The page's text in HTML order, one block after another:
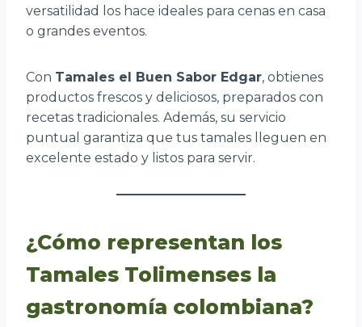
versatilidad los hace ideales para cenas en casa
o grandes eventos.
Con Tamales el Buen Sabor Edgar, obtienes
productos frescos y deliciosos, preparados con
recetas tradicionales. Además, su servicio
puntual garantiza que tus tamales lleguen en
excelente estado y listos para servir.
¿Cómo representan los
Tamales Tolimenses la
gastronomía colombiana?